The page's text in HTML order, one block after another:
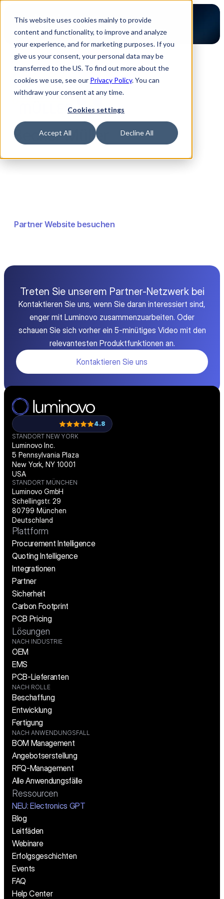
This website uses cookies mainly to provide
content and functionality, to improve and analyze
your experience, and for marketing purposes. If you
give us your consent, your personal data may be
transferred to the US. To find out more about the
cookies we use, see our Privacy Policy. You can
withdraw your consent at any time.
Cookies settings
Accept All Decline All
Zurück zur Partner Übersicht
Becker Müller
Partner Website besuchen
Treten Sie unserem Partner-Netzwerk bei
Kontaktieren Sie uns, wenn Sie daran interessiert sind,
enger mit Luminovo zusammenzuarbeiten. Oder
schauen Sie sich vorher ein 5-minütiges Video mit den
relevantesten Produktfunktionen an.
Kontaktieren Sie uns
4.8
STANDORT NEW YORK
Luminovo Inc.
5 Pennsylvania Plaza
New York, NY 10001
USA
STANDORT MÜNCHEN
Luminovo GmbH
Schellingstr. 29
80799 München
Deutschland
Plattform
Procurement Intelligence
Quoting Intelligence
Integrationen
Partner
Sicherheit
Carbon Footprint
PCB Pricing
Lösungen
NACH INDUSTRIE
OEM
EMS
PCB-Lieferanten
NACH ROLLE
Beschaffung
Entwicklung
Fertigung
NACH ANWENDUNGSFALL
BOM Management
Angebotserstellung
RFQ-Management
Alle Anwendungsfälle
Ressourcen
NEU: Electronics GPT
Blog
Leitfäden
Webinare
Erfolgsgeschichten
Events
FAQ
Help Center